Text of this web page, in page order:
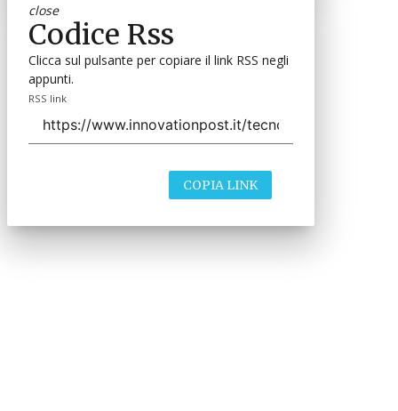
close
Codice Rss
Clicca sul pulsante per copiare il link RSS negli
appunti.
RSS link
COPIA LINK